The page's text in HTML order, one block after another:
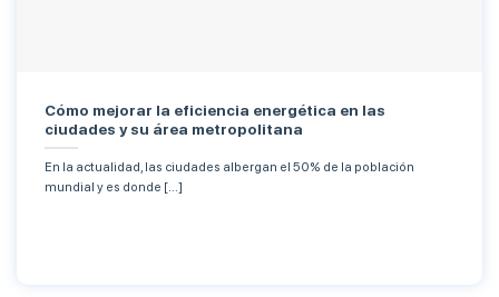
Cómo mejorar la eficiencia energética en las
ciudades y su área metropolitana
En la actualidad, las ciudades albergan el 50% de la población
mundial y es donde [...]